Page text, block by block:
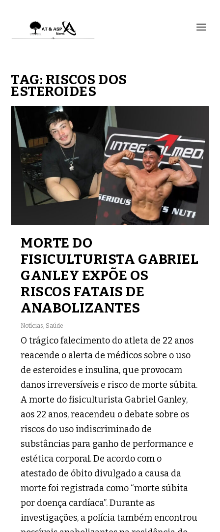
TAG: RISCOS DOS
ESTEROIDES
MORTE DO
FISICULTURISTA GABRIEL
GANLEY EXPÕE OS
RISCOS FATAIS DE
ANABOLIZANTES
Notícias Saúde
O trágico falecimento do atleta de 22 anos
reacende o alerta de médicos sobre o uso
de esteroides e insulina, que provocam
danos irreversíveis e risco de morte súbita.
A morte do fisiculturista Gabriel Ganley,
aos 22 anos, reacendeu o debate sobre os
riscos do uso indiscriminado de
substâncias para ganho de performance e
estética corporal. De acordo com o
atestado de óbito divulgado a causa da
morte foi registrada como “morte súbita
por doença cardíaca”. Durante as
investigações, a polícia também encontrou